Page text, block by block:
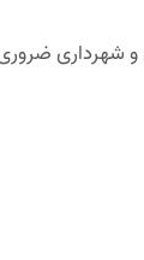
و شهرداری